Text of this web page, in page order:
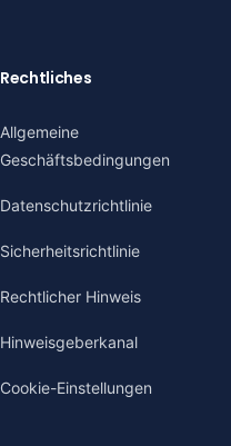
Rechtliches
Allgemeine
Geschäftsbedingungen
Datenschutzrichtlinie
Sicherheitsrichtlinie
Rechtlicher Hinweis
Hinweisgeberkanal
Cookie-Einstellungen